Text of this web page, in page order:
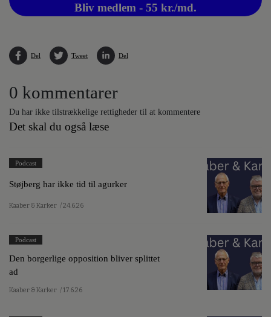
Bliv medlem - 55 kr./md.
Del Tweet Del
0 kommentarer
Du har ikke tilstrækkelige rettigheder til at kommentere
Det skal du også læse
Podcast
Støjberg har ikke tid til agurker
Kaaber & Karker / 24.6.26
Podcast
Den borgerlige opposition bliver splittet
ad
Kaaber & Karker / 17.6.26